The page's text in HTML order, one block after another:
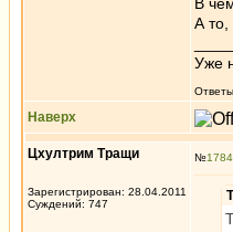
А то,
Уже
Наверх
Цхултрим Тращи
Зарегистрирован: 28.04.2011
Суждений: 747
№